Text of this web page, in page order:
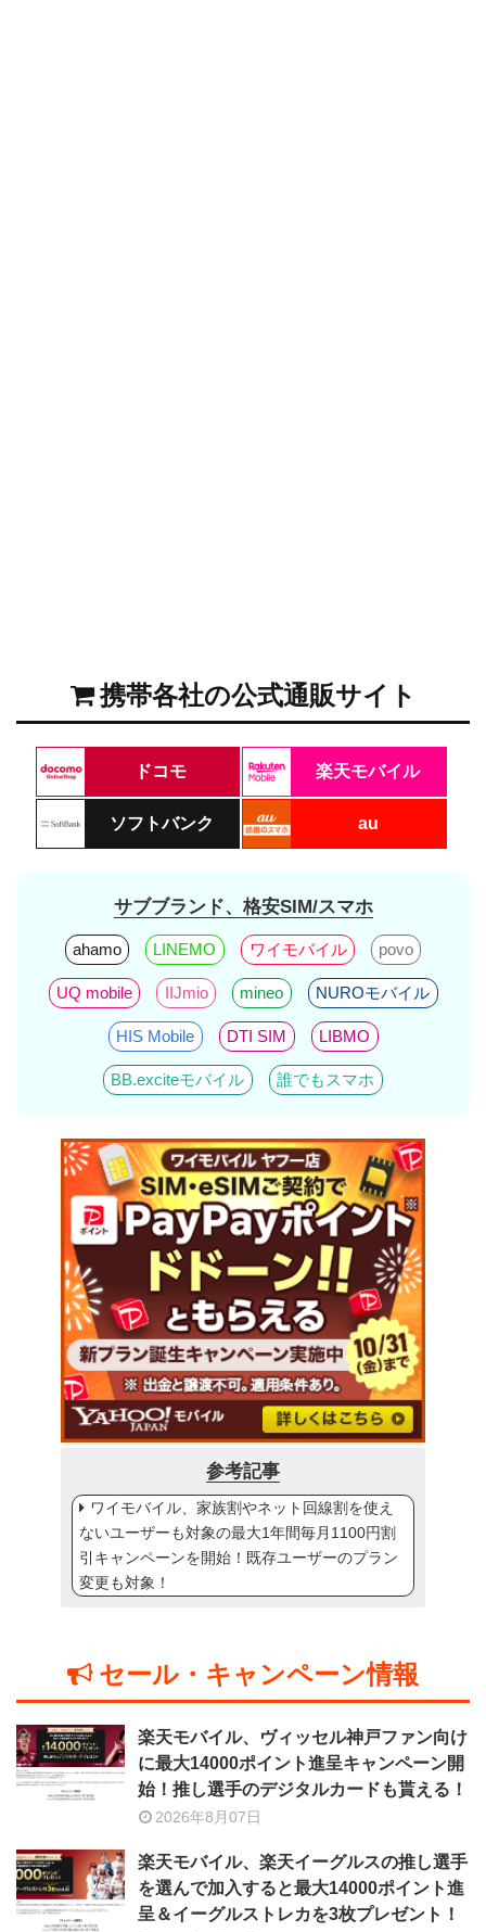
携帯各社の公式通販サイト
ドコモ 楽天モバイル
ソフトバンク au
サブブランド、格安SIM/スマホ
ahamo LINEMO ワイモバイル povo
UQ mobile IIJmio mineo NUROモバイル
HIS Mobile DTI SIM LIBMO
BB.exciteモバイル 誰でもスマホ
参考記事
ワイモバイル、家族割やネット回線割を使え
ないユーザーも対象の最大1年間毎月1100円割
引キャンペーンを開始！既存ユーザーのプラン
変更も対象！
セール・キャンペーン情報
楽天モバイル、ヴィッセル神戸ファン向け
に最大14000ポイント進呈キャンペーン開
始！推し選手のデジタルカードも貰える！
2026年8月07日
楽天モバイル、楽天イーグルスの推し選手
を選んで加入すると最大14000ポイント進
呈＆イーグルストレカを3枚プレゼント！